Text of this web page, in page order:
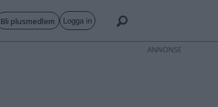
Bli plusmedlem Logga in
ANNONS